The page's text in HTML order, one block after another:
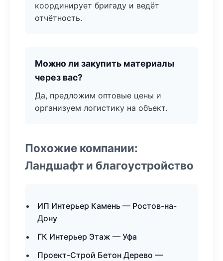
координирует бригаду и ведёт
отчётность.
Можно ли закупить материалы
через вас?
Да, предложим оптовые цены и
организуем логистику на объект.
Похожие компании:
Ландшафт и благоустройство
ИП Интерьер Камень — Ростов-на-
Дону
ГК Интерьер Этаж — Уфа
Проект-Строй Бетон Дерево —